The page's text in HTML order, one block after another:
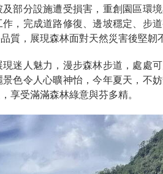
部分設施遭受損害，重創園區環
，完成道路修復、邊坡穩定、步
質，展現森林面對天然災害後堅韌
迷人魅力，漫步森林步道，處處
色令人心曠神怡，今年夏天，不
享受滿滿森林綠意與芬多精。